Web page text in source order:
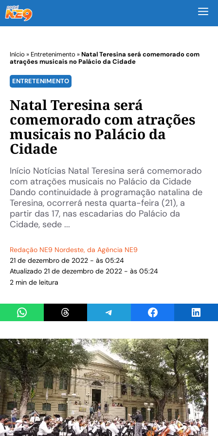
Início » Entretenimento »Natal Teresina será comemorado com
atrações musicais no Palácio da Cidade
ENTRETENIMENTO
Natal Teresina será
comemorado com atrações
musicais no Palácio da
Cidade
Início Notícias Natal Teresina será comemorado
com atrações musicais no Palácio da Cidade
Dando continuidade à programação natalina de
Teresina, ocorrerá nesta quarta-feira (21), a
partir das 17, nas escadarias do Palácio da
Cidade, sede ...
Redação NE9 Nordeste, da Agência NE9
21 de dezembro de 2022 - às 05:24
Atualizado 21 de dezembro de 2022 - às 05:24
2 min de leitura
Share on WhatsAppShare on ThreadsShare on TelegramShare on Facebook